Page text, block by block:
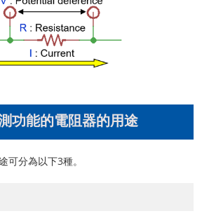
功能的電阻器的用途
可分為以下3種。